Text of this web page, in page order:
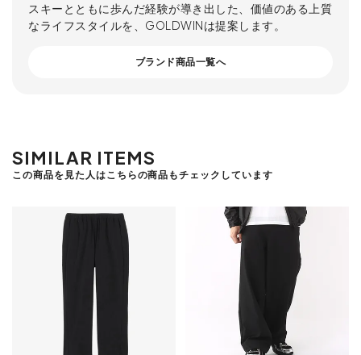
スキーとともに歩んだ経験が導き出した、価値のある上質
なライフスタイルを、GOLDWINは提案します。
ブランド商品一覧へ
SIMILAR ITEMS
この商品を見た人はこちらの商品もチェックしています